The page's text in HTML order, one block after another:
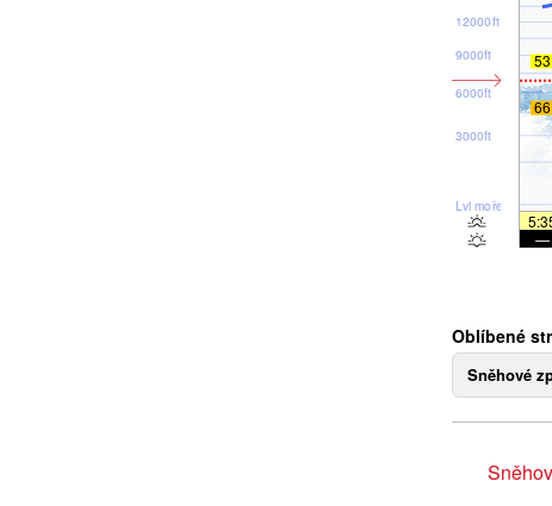
Lvl moře
3000ft
6000ft
9000ft
12000ft
53
66
—
Oblíbené
Sněhové